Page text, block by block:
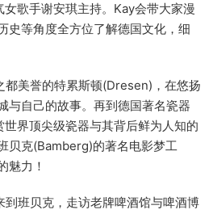
女歌手谢安琪主持。Kay会带大家漫
史等角度全方位了解德国文化，细
都美誉的特累斯顿(Dresen)，在悠扬
与自己的故事。再到德国著名瓷器
界顶尖级瓷器与其背后鲜为人知的
贝克(Bamberg)的著名电影梦工
魅力！
班贝克，走访老牌啤酒馆与啤酒博